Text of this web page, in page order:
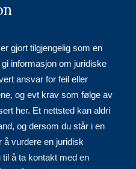
gjort tilgjengelig som en
informasjon om juridiske
ansvar for feil eller
og evt krav som følge av
her. Et nettsted kan aldri
og dersom du står i en
å vurdere en juridisk
å ta kontakt med en